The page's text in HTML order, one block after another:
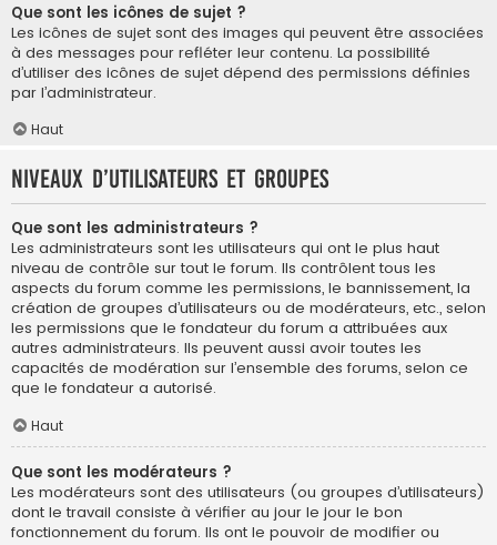
Que sont les icônes de sujet ?
Les icônes de sujet sont des images qui peuvent être associées
à des messages pour refléter leur contenu. La possibilité
d’utiliser des icônes de sujet dépend des permissions définies
par l’administrateur.
Haut
Niveaux d’utilisateurs et groupes
Que sont les administrateurs ?
Les administrateurs sont les utilisateurs qui ont le plus haut
niveau de contrôle sur tout le forum. Ils contrôlent tous les
aspects du forum comme les permissions, le bannissement, la
création de groupes d’utilisateurs ou de modérateurs, etc., selon
les permissions que le fondateur du forum a attribuées aux
autres administrateurs. Ils peuvent aussi avoir toutes les
capacités de modération sur l’ensemble des forums, selon ce
que le fondateur a autorisé.
Haut
Que sont les modérateurs ?
Les modérateurs sont des utilisateurs (ou groupes d’utilisateurs)
dont le travail consiste à vérifier au jour le jour le bon
fonctionnement du forum. Ils ont le pouvoir de modifier ou